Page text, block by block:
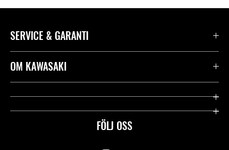
FÖLJ OSS
SERVICE & GARANTI
Kontakta oss
Användbara länkar
OM KAWASAKI
Företag